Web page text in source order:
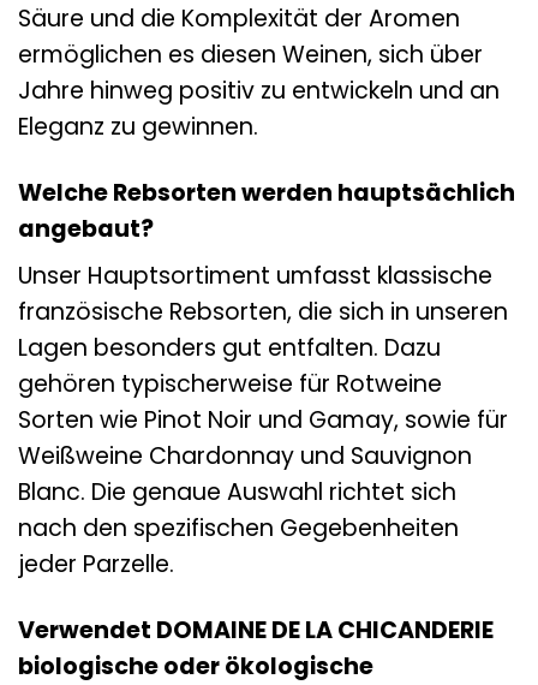
Säure und die Komplexität der Aromen
ermöglichen es diesen Weinen, sich über
Jahre hinweg positiv zu entwickeln und an
Eleganz zu gewinnen.
Welche Rebsorten werden hauptsächlich
angebaut?
Unser Hauptsortiment umfasst klassische
französische Rebsorten, die sich in unseren
Lagen besonders gut entfalten. Dazu
gehören typischerweise für Rotweine
Sorten wie Pinot Noir und Gamay, sowie für
Weißweine Chardonnay und Sauvignon
Blanc. Die genaue Auswahl richtet sich
nach den spezifischen Gegebenheiten
jeder Parzelle.
Verwendet DOMAINE DE LA CHICANDERIE
biologische oder ökologische